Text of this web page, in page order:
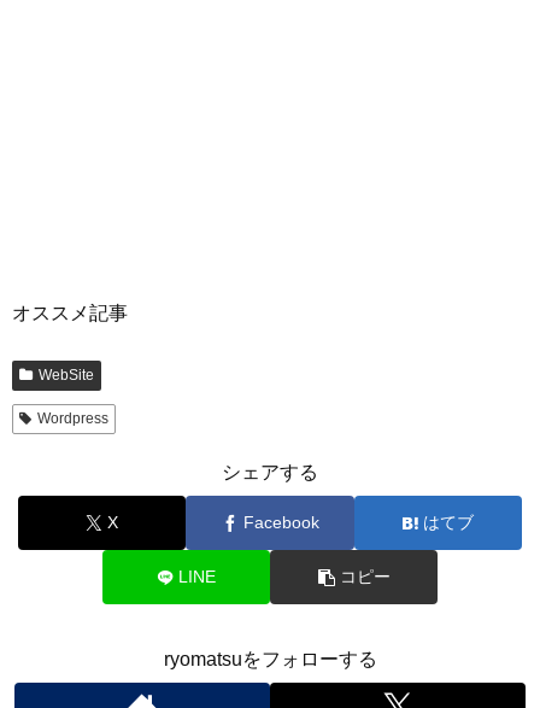
オススメ記事
WebSite
Wordpress
シェアする
X Facebook はてブ
LINE コピー
ryomatsuをフォローする